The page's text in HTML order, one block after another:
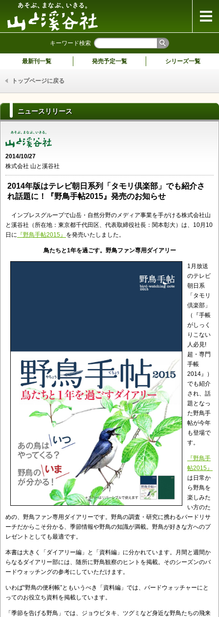
キーワード検索
最新刊一覧 発売予定一覧 シリーズ一覧
トップページに戻る
ニュースリリース
2014/10/27
株式会社 山と溪谷社
2014年版はテレビ朝日系列「タモリ倶楽部」でも紹介さ
れ話題に！『野鳥手帖2015』発売のお知らせ
インプレスグループで山岳・自然分野のメディア事業を手がける株式会社山
と溪谷社（所在地：東京都千代田区、代表取締役社長：関本彰大）は、10月10
日に 『野鳥手帖2015』 を発売いたしました。
鳥たちと1年を過ごす。 野鳥ファン専用ダイアリー
1月放送
のテレビ
朝日系
「タモリ
倶楽部」
（『手帳
がしっく
りこない
人必見!
超・専門
手帳
2014』）
でも紹介
され、話
題となっ
た野鳥手
帖が今年
も登場で
す。
『野鳥手
帖2015』
は日常か
ら野鳥を
楽しみた
い方のた
めの、野鳥ファン専用ダイアリーです。野鳥の調査・研究に携わるバードリサ
ーチだからこそ分かる、季節情報や野鳥の知識が満載。野鳥が好きな方へのプ
レゼントとしても最適です。
本書は大きく「ダイアリー編」と「資料編」に分かれています。月間と週間か
らなるダイアリー部には、随所に野鳥観察のヒントを掲載。そのシーズンのバ
ードウォッチングの参考にしていただけます。
いわば“野鳥の便利帳”ともいうべき「資料編」では、バードウォッチャーにと
ってのお役立ち資料を掲載しています。
「季節を告げる野鳥」では、ジョウビタキ、ツグミなど身近な野鳥たちの飛来